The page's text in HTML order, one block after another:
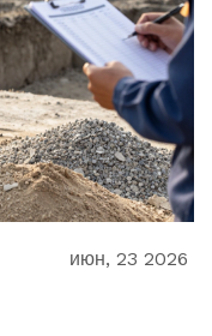
июн, 23 2026